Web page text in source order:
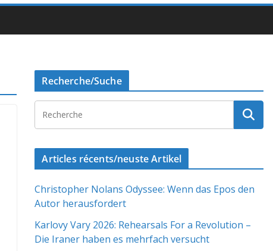
Recherche/Suche
Articles récents/neuste Artikel
Christopher Nolans Odyssee: Wenn das Epos den
Autor herausfordert
Karlovy Vary 2026: Rehearsals For a Revolution –
Die Iraner haben es mehrfach versucht